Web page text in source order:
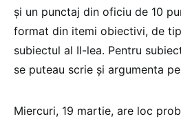
și un punctaj din oficiu de 10
format din itemi obiectivi, de
subiectul al II-lea. Pentru
se puteau scrie și argumenta
Miercuri, 19 martie, are loc